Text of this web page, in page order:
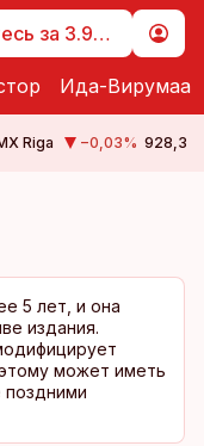
Подпишитесь за 3.99 €
Ида-Вирумаа
Riga −0,03% 928,3
5 лет, и она
издания.
может иметь
поздними